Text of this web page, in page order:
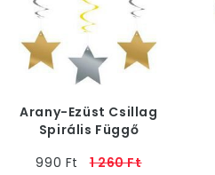
Arany-Ezüst Csillag
Spirális Függő
990 Ft
1 260 Ft